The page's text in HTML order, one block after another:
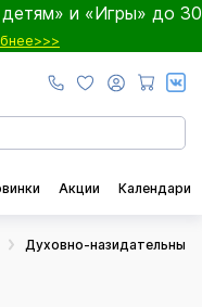
и «Игры» до 30
Акции Календари
Духовно-назидательные